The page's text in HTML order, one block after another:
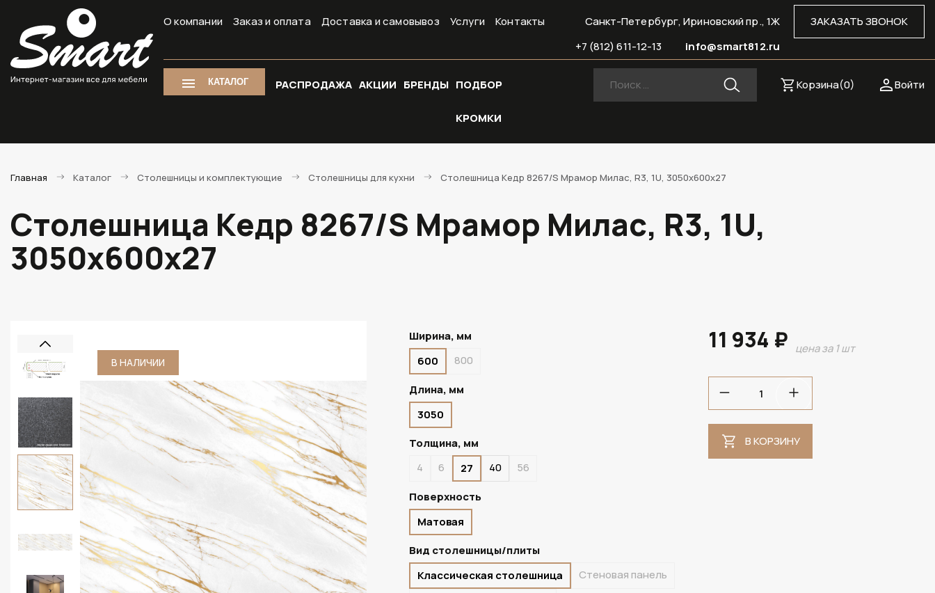
О компании Заказ и оплата Доставка и самовывоз Услуги Контакты ЗАКАЗАТЬ ЗВОНОК
Санкт-Петербург, Ириновский пр., 1Ж
info@smart812.ru
+7 (812) 611-12-13
КАТАЛОГ РАСПРОДАЖА АКЦИИ БРЕНДЫ ПОДБОР
КРОМКИ
Войти
Корзина(0)
Главная Каталог Столешницы и комплектующие Cтолешницы для кухни Столешница Кедр 8267/S Мрамор Милас, R3, 1U, 3050х600х27
Столешница Кедр 8267/S Мрамор Милас, R3, 1U,
3050х600х27
В НАЛИЧИИ В НАЛИЧИИ
Ширина, мм
600
800
Длина, мм
3050
Толщина, мм
4
6 27 40
56
Поверхность
Матовая
Вид столешницы/плиты
Классическая столешница
Стеновая панель
11 934 ₽ цена за 1 шт
В КОРЗИНУ